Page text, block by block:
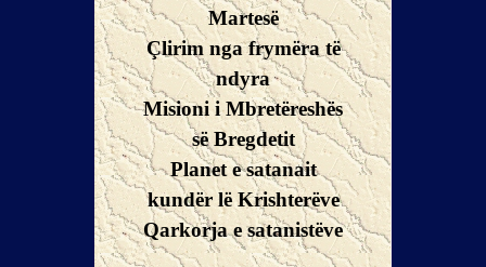
Martesë
Çlirim nga frymëra të
ndyra
Misioni i Mbretëreshës
së Bregdetit
Planet e satanait
kundër lë Krishterëve
Qarkorja e satanistëve